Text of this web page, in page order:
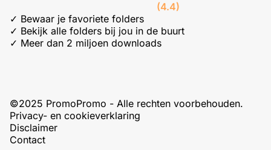
(4.4)
✓ Bewaar je favoriete folders
✓ Bekijk alle folders bij jou in de buurt
✓ Meer dan 2 miljoen downloads
©2025 PromoPromo - Alle rechten voorbehouden.
Privacy- en cookieverklaring
Disclaimer
Contact